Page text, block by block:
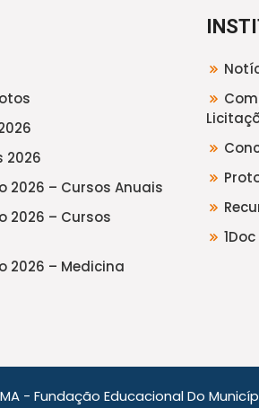
2026
2026 – Cursos Anuais
2026 – Cursos
2026 – Medicina
- Fundação Educacional Do